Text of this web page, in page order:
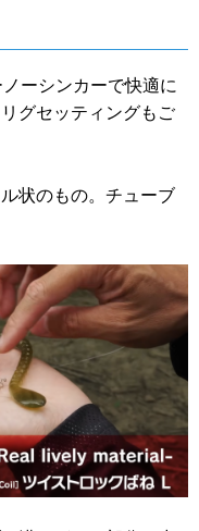
ーシンカーで快適に
グセッティングもご
状のもの。チューブ